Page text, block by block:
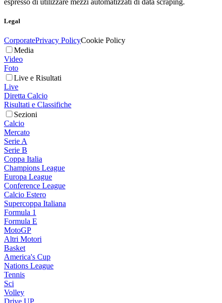
Legal
CorporatePrivacy PolicyCookie Policy
Media
Video
Foto
Live e Risultati
Live
Diretta Calcio
Risultati e Classifiche
Sezioni
Calcio
Mercato
Serie A
Serie B
Coppa Italia
Champions League
Europa League
Conference League
Calcio Estero
Supercoppa Italiana
Formula 1
Formula E
MotoGP
Altri Motori
Basket
America's Cup
Nations League
Tennis
Sci
Volley